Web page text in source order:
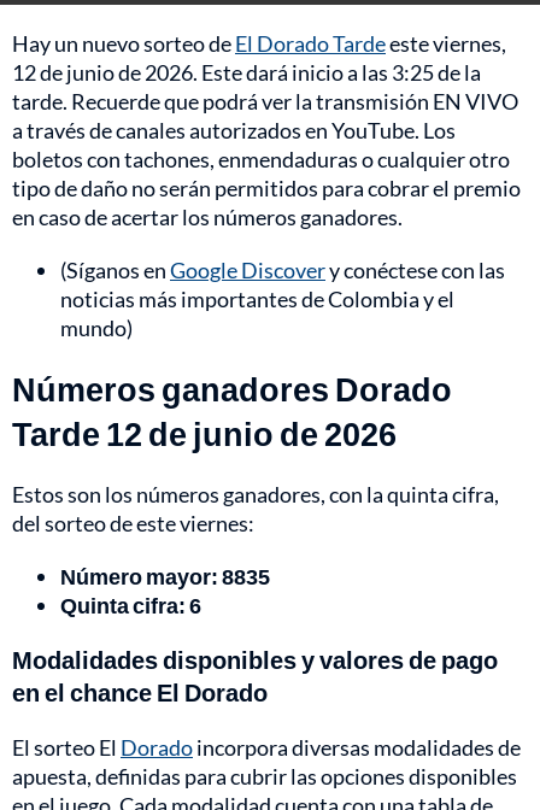
Hay un nuevo sorteo deEl Dorado Tardeeste viernes,
12 de junio de 2026. Este dará inicio a las 3:25 de la
tarde. Recuerde que podrá ver la transmisión EN VIVO
a través de canales autorizados en YouTube. Los
boletos con tachones, enmendaduras o cualquier otro
tipo de daño no serán permitidos para cobrar el premio
en caso de acertar los números ganadores.
(Síganos enGoogle Discovery conéctese con las
noticias más importantes de Colombia y el
mundo)
Números ganadores Dorado
Tarde 12 de junio de 2026
Estos son los números ganadores, con la quinta cifra,
del sorteo de este viernes:
Número mayor: 8835
Quinta cifra:6
Modalidades disponibles y valores de pago
en el chance El Dorado
El sorteo El Doradoincorpora diversas modalidades de
apuesta, definidas para cubrir las opciones disponibles